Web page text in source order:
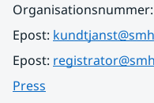
Organisationsnummer:
Epost:
Epost:
Press